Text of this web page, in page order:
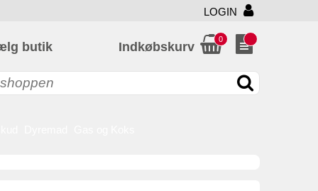
LOGIN
butik Indkøbskurv
0